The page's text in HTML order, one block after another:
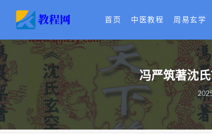
首页 中医教程 周易玄学
冯严筑著沈